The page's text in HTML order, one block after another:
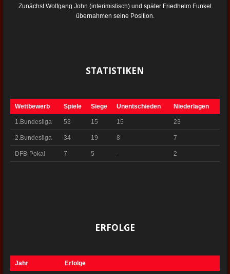
Zunächst Wolfgang John (interimistisch) und später Friedhelm Funkel
übernahmen seine Position.
STATISTIKEN
Wettbewerb Spiele Siege Unentschieden Niederlagen
1.Bundesliga 53 15 15 23
2.Bundesliga 34 19 8 7
DFB-Pokal 7 5 - 2
ERFOLGE
Jahr Erfolge